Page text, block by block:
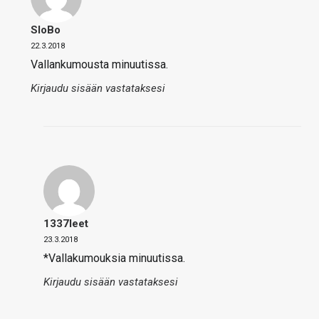
SloBo
22.3.2018
Vallankumousta minuutissa.
Kirjaudu sisään vastataksesi
1337leet
23.3.2018
*Vallakumouksia minuutissa.
Kirjaudu sisään vastataksesi